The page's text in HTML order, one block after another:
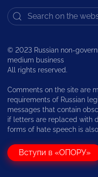
© 2023 Russian non-
medium business
All rights reserved.
Comments on the site are
requirements of Russian
messages that contain
if letters are replaced with
forms of hate speech is
Вступи в «ОПОРУ»